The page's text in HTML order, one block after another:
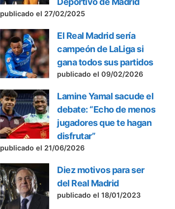
publicado el 27/02/2025
El Real Madrid sería
campeón de LaLiga si
gana todos sus partidos
publicado el 09/02/2026
Lamine Yamal sacude el
debate: “Echo de menos
jugadores que te hagan
disfrutar”
publicado el 21/06/2026
Diez motivos para ser
del Real Madrid
publicado el 18/01/2023